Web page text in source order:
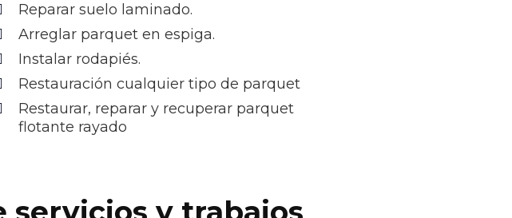
Reparar suelo laminado.
Arreglar parquet en espiga.
Instalar rodapiés.
Restauración cualquier tipo de parquet
Restaurar, reparar y recuperar parquet
flotante rayado